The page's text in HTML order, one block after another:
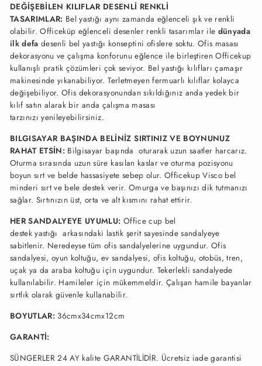
DEĞİŞEBİLEN KILIFLAR DESENLİ RENKLİ
TASARIMLAR: Bel yastığı aynı zamanda eğlenceli şık ve renkli
olabilir. Officeküp eğlenceli desenler renkli tasarımlar ile dünyada
ilk defa desenli bel yastığı konseptini ofislere soktu. Ofis masası
dekorasyonu ve çalışma konforunu eğlence ile birleştiren Officekup
kullanışlı pratik çözümleri çok seviyor. Bel yastığı kılıfları çamaşır
makinesinde yıkanabiliyor. Terletmeyen fermuarlı kılıflar kolayca
değişebiliyor. Ofis dekorasyonundan sıkıldığınız anda yedek bir
kılıf satın alarak bir anda çalışma masası
tarzınızı yenileyebilirsiniz.
BILGISAYAR BAŞINDA BELİNİZ SIRTINIZ VE BOYNUNUZ
RAHAT ETSİN: Bilgisayar başında oturarak uzun saatler harcarız.
Oturma sırasında uzun süre kasılan kaslar ve oturma pozisyonu
boyun sırt ve belde hassasiyete sebep olur. Officekup Visco bel
minderi sırt ve bele destek verir. Omurga ve başınızı dik tutmanızı
sağlar. Sırtınızın üst, orta ve alt kısmını rahat ettirir.
HER SANDALYEYE UYUMLU: Office cup bel
destek yastığı arkasındaki lastik şerit sayesinde sandalyeye
sabitlenir. Neredeyse tüm ofis sandalyelerine uygundur. Ofis
sandalyesi, oyun koltuğu, ev sandalyesi, ofis koltuğu, otobüs, tren,
uçak ya da araba koltuğu için uygundur. Tekerlekli sandalyede
kullanılabilir. Hamileler için mükemmeldir. Çalışan hamile bayanlar
sırtlık olarak güvenle kullanabilir.
BOYUTLAR: 36cmx34cmx12cm
GARANTİ:
SÜNGERLER 24 AY kalite GARANTİLİDİR. Ücretsiz iade garantisi